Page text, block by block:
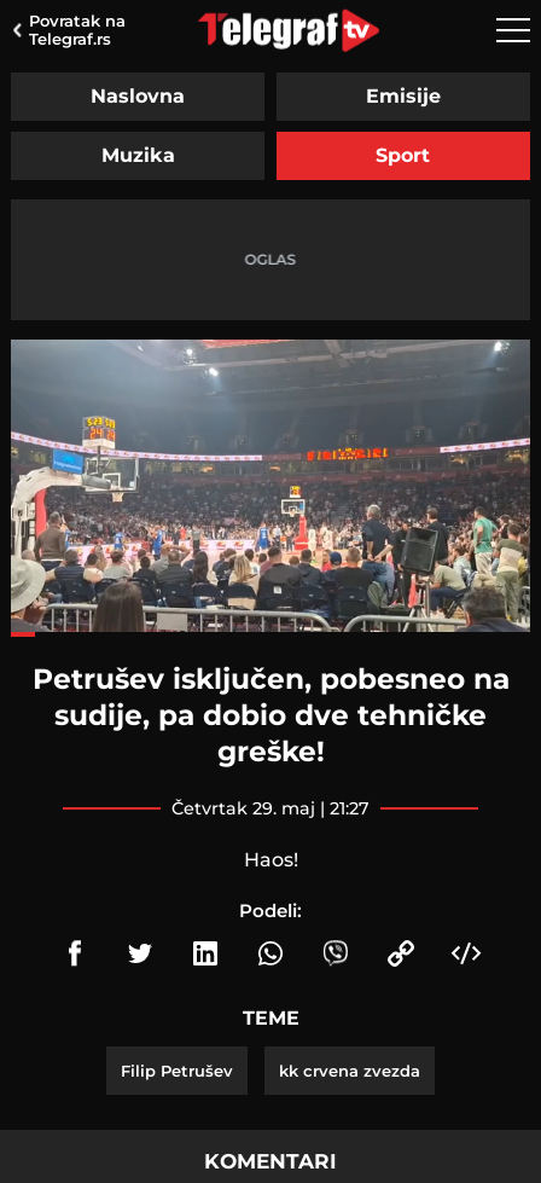
Povratak na
Telegraf.rs
Naslovna Emisije
Muzika Sport
Petrušev isključen, pobesneo na
sudije, pa dobio dve tehničke
greške!
četvrtak 29. maj | 21:27
Haos!
Podeli:
TEME
Filip Petrušev kk crvena zvezda
KOMENTARI